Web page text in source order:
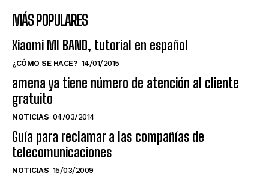
MÁS POPULARES
Xiaomi MI BAND, tutorial en español
¿CÓMO SE HACE? 14/01/2015
amena ya tiene número de atención al cliente
gratuito
NOTICIAS 04/03/2014
Guía para reclamar a las compañías de
telecomunicaciones
NOTICIAS 15/03/2009